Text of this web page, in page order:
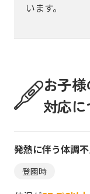
います。
お子
対応
発熱に伴う体調
登園時